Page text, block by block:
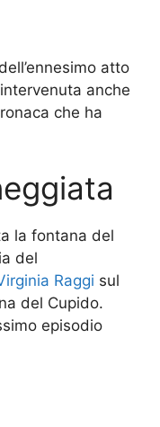
atto
anche
che ha
la fontana del
del
Raggi sul
del Cupido.
episodio